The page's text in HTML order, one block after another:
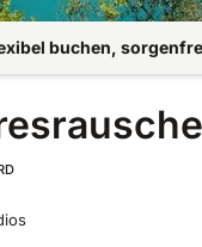
buchen,